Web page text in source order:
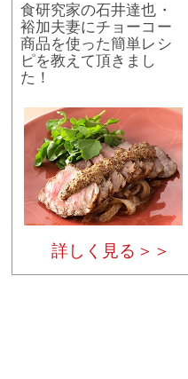
食研究家の石井達也・
裕加夫妻にチョーコー
商品を使った簡単レシ
ピを教えて頂きまし
た！
詳しく見る＞＞